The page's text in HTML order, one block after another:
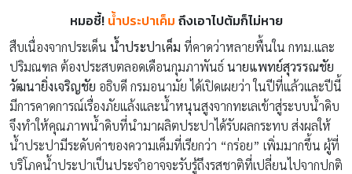
หมอชี้! น้ำประปาเค็ม ถึงเอาไปต้มก็ไม่หาย
สืบเนื่องจากประเด็น น้ำประปาเค็ม ที่คาดว่าหลายพื้นใน กทม.และ
ปริมณฑล ต้องประสบตลอดเดือนกุมภาพันธ์นายแพทย์สุวรรณชัย
วัฒนายิ่งเจริญชัย อธิบดี กรมอนามัย ได้เปิดเผยว่า ในปีที่แล้วและปีนี้
มีการคาดการณ์เรื่องภัยแล้งและน้ำหนุนสูงจากทะเลเข้าสู่ระบบน้ำดิบ
จึงทำให้คุณภาพน้ำดิบที่นำมาผลิตประปาได้รับผลกระทบ ส่งผลให้
น้ำประปามีระดับค่าของความเค็มที่เรียกว่า “กร่อย” เพิ่มมากขึ้น ผู้ที่
บริโภคน้ำประปาเป็นประจำอาจจะรับรู้ถึงรสชาติที่เปลี่ยนไปจากปกติ